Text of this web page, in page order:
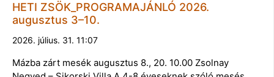
HETI ZSÖK_PROGRAMAJÁNLÓ 2026.
augusztus 3–10.
2026. július. 31. 11:07
Mázba zárt mesék augusztus 8., 20. 10.00 Zsolnay